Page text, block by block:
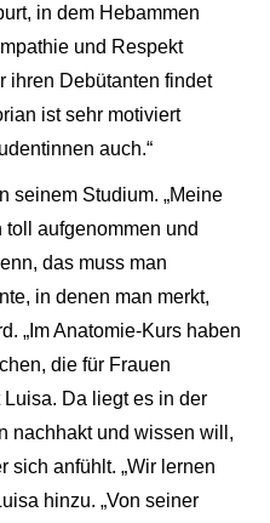
in dem Hebammen
und Respekt
ihren Debütanten findet
ist sehr motiviert
auch.“
seinem Studium. „Meine
aufgenommen und
das muss man
in denen man merkt,
„Im Anatomie-Kurs haben
die für Frauen
Da liegt es in der
nachhakt und wissen will,
sich anfühlt. „Wir lernen
hinzu. „Von seiner